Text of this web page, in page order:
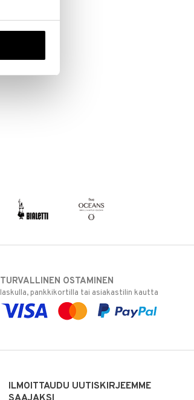
TURVALLINEN OSTAMINEN
laskulla, pankkikortilla tai asiakastilin kautta
ILMOITTAUDU UUTISKIRJEEMME